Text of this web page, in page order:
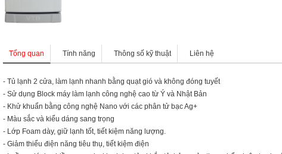
Tổng quan Tính năng Thông số kỹ thuật Liên hệ
- Tủ lạnh 2 cửa, làm lạnh nhanh bằng quạt gió và không đóng tuyết
- Sử dụng Block máy làm lạnh công nghệ cao từ Ý và Nhật Bản
- Khử khuẩn bằng công nghệ Nano với các phân tử bạc Ag+
- Màu sắc và kiểu dáng sang trọng
- Lớp Foam dày, giữ lạnh tốt, tiết kiệm năng lượng.
- Giảm thiểu điện năng tiêu thụ, tiết kiệm điện